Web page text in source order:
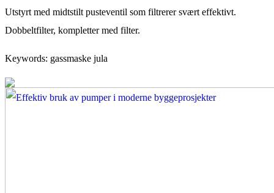
Utstyrt med midtstilt pusteventil som filtrerer svært effektivt.
Dobbeltfilter, kompletter med filter.
Keywords: gassmaske jula